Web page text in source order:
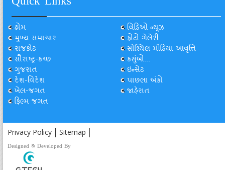
હોમ
મુખ્ય સમાચાર
રાજકોટ
સૌરાષ્ટ્ર-કચ્છ
ગુજરાત
દેશ-વિદેશ
ખેલ-જગત
ફિલ્મ જગત
વિડિઓ ન્યૂઝ
ફોટો ગેલેરી
સોશ્યિલ મીડિયા આવૃત્તિ
કસુંબો...
ઇન્સેટ
પાછલા અંકો
જાહેરાત
Privacy Policy Sitemap
Designed & Developed By